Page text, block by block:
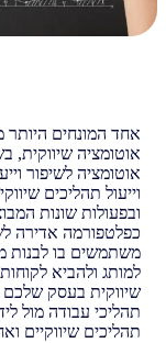
אחד המונחים היותר
אוטומציה שיווקית,
אוטומציה לשיפור
וייעול תהליכים
ובפעולות שונות
כפלטפורמה אדירה
משתמשים בו לבנות
למותג ולהביא
שיווקית בעסק שלכם
תהליכי עבודה מול
תהליכים שיווקיים